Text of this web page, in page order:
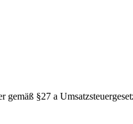
gemäß §27 a